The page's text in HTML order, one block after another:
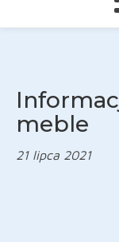
meble
21 lipca 2021